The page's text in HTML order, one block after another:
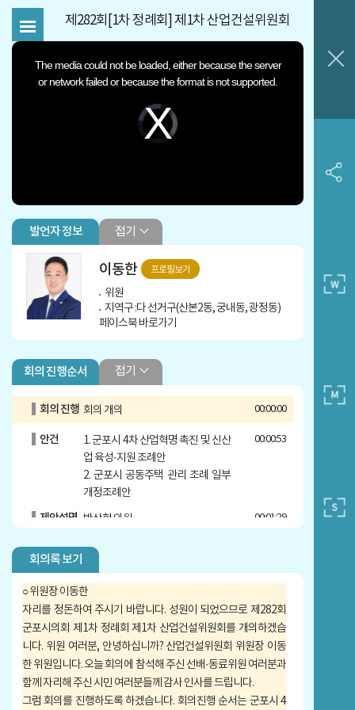
제282회[1차 정례회] 제1차 산업건설위원회
Video
Player
is
This
The media could not be loaded, either because the server
or network failed or because the format is not supported.
발언자 정보 접기
이동한 프로필보기
위원
지역구 :다 선거구(산본2동, 궁내동, 광정동)
페이스북 바로가기
회의 진행순서 접기
회의 진행 회의 개의 00:00:00
안건
1. 군포시 4차 산업혁명 촉진 및 신산
업 육성·지원 조례안
2. 군포시 공동주택 관리 조례 일부
개정조례안
00:00:53
제안설명 박상현 의원 00:01:29
질문답변 박상현 의원
례안
4. 군포시 시내버스정류소 등의 정비
및 관리 조례안
제안설명 이길호 의원 00:12:34
질문답변 이길호 의원
회의록 보기
○ 위원장 이동한
자리를 정돈하여 주시기 바랍니다. 성원이 되었으므로 제282회
군포시의회 제1차 정례회 제1차 산업건설위원회를 개의하겠습
니다. 위원 여러분, 안녕하십니까? 산업건설위원회 위원장 이동
한 위원입니다. 오늘 회의에 참석해 주신 선배·동료위원 여러분과
함께 자리해 주신 시민 여러분들께 감사 인사를 드립니다.
그럼 회의를 진행하도록 하겠습니다. 회의진행 순서는 군포시 4